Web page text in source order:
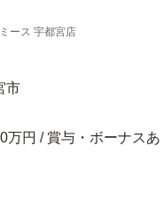
ース 宇都宮店
市
万円 / 賞与・ボーナスあ